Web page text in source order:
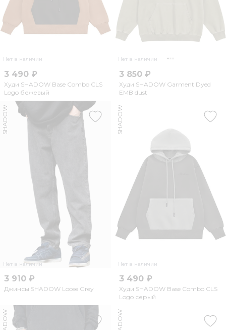
Нет в наличии
3 490 ₽
Худи SHADOW Base Combo CLS
Logo бежевый
Нет в наличии
3 850 ₽
Худи SHADOW Garment Dyed
EMB dust
Нет в наличии
SHADOW
3 910 ₽
Джинсы SHADOW Loose Grey
Нет в наличии
SHADOW
3 490 ₽
Худи SHADOW Base Combo CLS
Logo серый